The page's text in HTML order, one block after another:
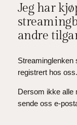
Jeg har
andre
Streaminglenken
registrert hos oss.
Dersom ikke alle
sende oss e-